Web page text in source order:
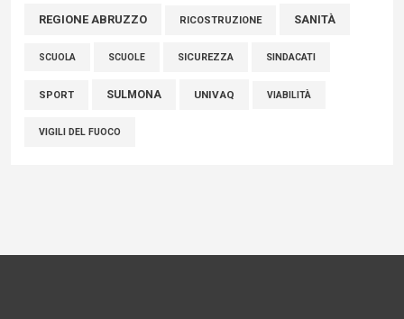
REGIONE ABRUZZO RICOSTRUZIONE SANITÀ
SCUOLA SCUOLE SICUREZZA SINDACATI
SPORT SULMONA UNIVAQ VIABILITÀ
VIGILI DEL FUOCO